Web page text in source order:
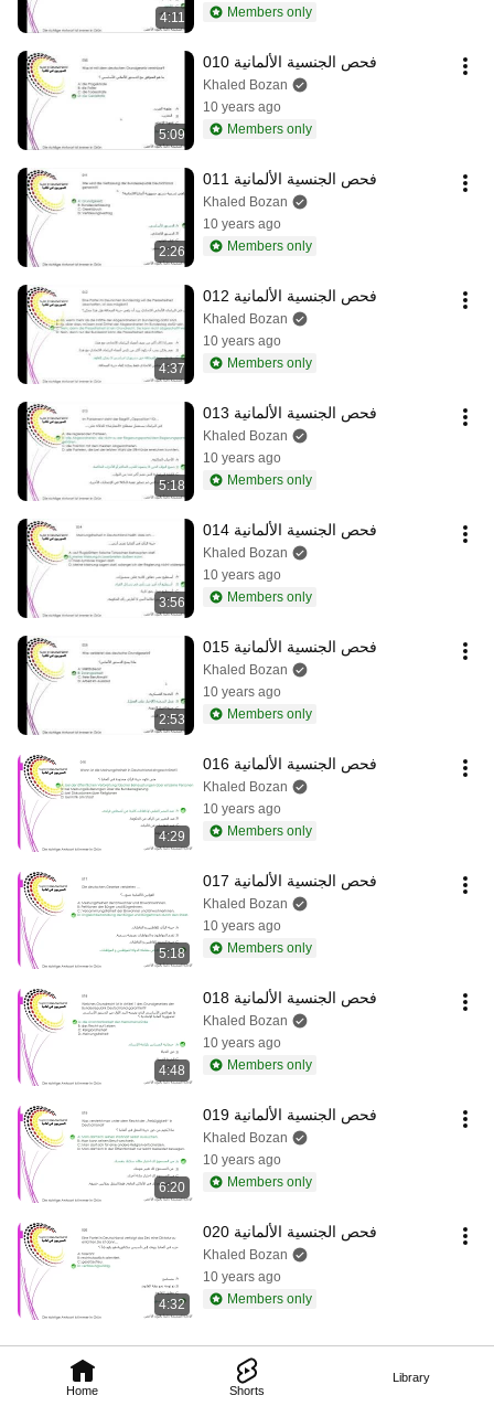
Home Shorts
Library
4:11
Members only
5:09
فحص الجنسية الألمانية 010
Khaled Bozan
10 years ago
Members only
2:26
فحص الجنسية الألمانية 011
Khaled Bozan
10 years ago
Members only
4:37
فحص الجنسية الألمانية 012
Khaled Bozan
10 years ago
Members only
5:18
فحص الجنسية الألمانية 013
Khaled Bozan
10 years ago
Members only
3:56
فحص الجنسية الألمانية 014
Khaled Bozan
10 years ago
Members only
2:53
فحص الجنسية الألمانية 015
Khaled Bozan
10 years ago
Members only
4:29
فحص الجنسية الألمانية 016
Khaled Bozan
10 years ago
Members only
5:18
فحص الجنسية الألمانية 017
Khaled Bozan
10 years ago
Members only
4:48
فحص الجنسية الألمانية 018
Khaled Bozan
10 years ago
Members only
6:20
فحص الجنسية الألمانية 019
Khaled Bozan
10 years ago
Members only
4:32
فحص الجنسية الألمانية 020
Khaled Bozan
10 years ago
Members only